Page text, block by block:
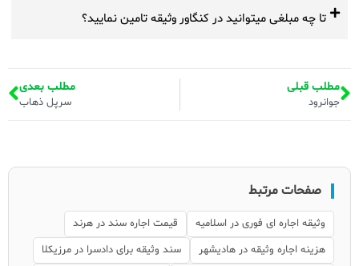
تا چه مبلغی میتوانید در کنگاور وثیقه تامین نمایید؟
مطلب قبلی
جوانرود
مطلب بعدی
سرپل ذهاب
صفحات مرتبط
وثیقه اجاره ای فوری در اسلامیه
قیمت اجاره سند در هرند
هزینه اجاره وثیقه در هادیشهر
سند وثیقه برای دادسرا در مرزیکلا